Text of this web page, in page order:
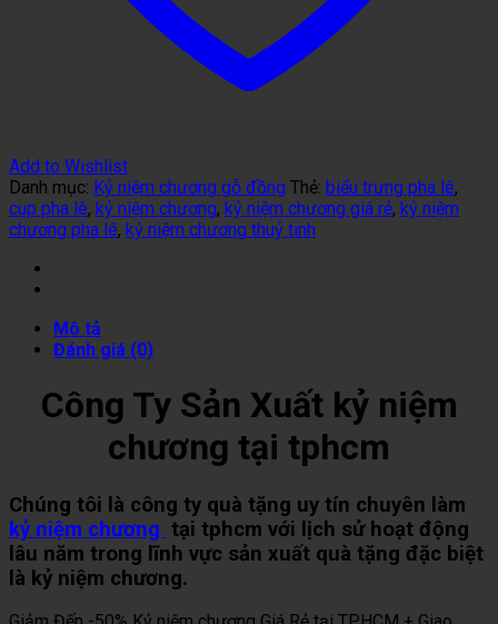
Add to Wishlist
Danh mục: Kỷ niệm chương gỗ đồng Thẻ: biểu trưng pha lê,
cup pha lê, kỷ niệm chương, kỷ niệm chương giá rẻ, kỷ niệm
chương pha lê, kỷ niệm chương thuỷ tinh
Mô tả
Đánh giá (0)
Công Ty Sản Xuất kỷ niệm
chương tại tphcm
Chúng tôi là công ty quà tặng uy tín chuyên làm
kỷ niệm chương tại tphcm với lịch sử hoạt động
lâu năm trong lĩnh vực sản xuất quà tặng đặc biệt
là kỷ niệm chương.